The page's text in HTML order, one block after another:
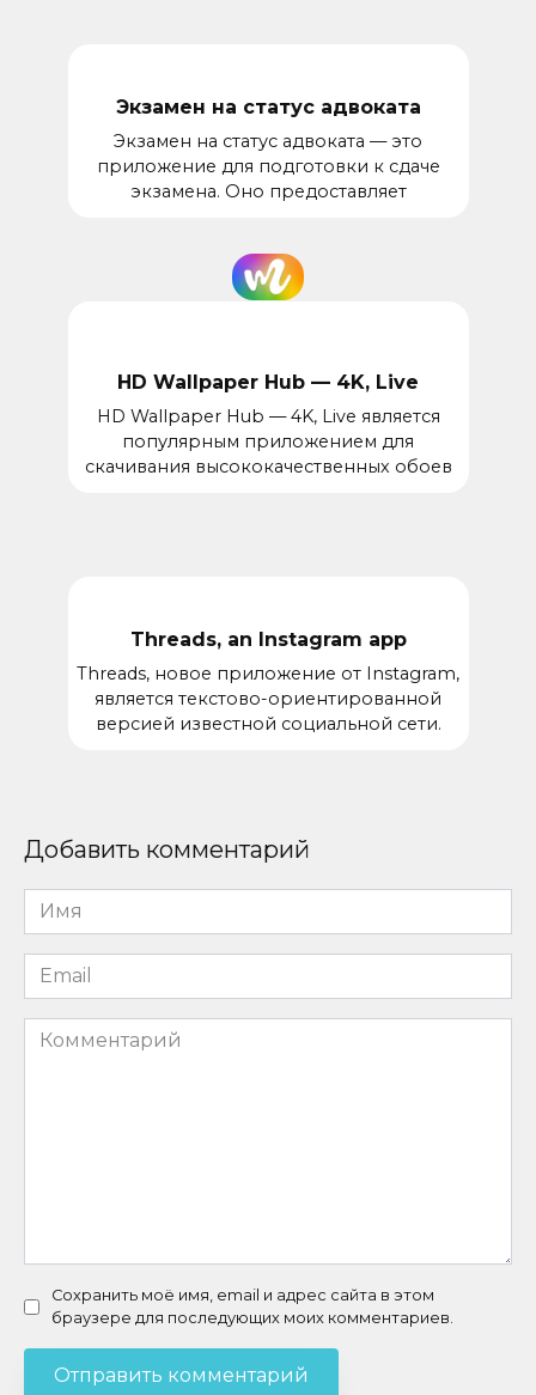
Экзамен на статус адвоката
Экзамен на статус адвоката — это
приложение для подготовки к сдаче
экзамена. Оно предоставляет
HD Wallpaper Hub — 4K, Live
HD Wallpaper Hub — 4K, Live является
популярным приложением для
скачивания высококачественных обоев
Threads, an Instagram app
Threads, новое приложение от Instagram,
является текстово-ориентированной
версией известной социальной сети.
Добавить комментарий
Имя
*
Email
*
Комментарий
Сохранить моё имя, email и адрес сайта в этом
браузере для последующих моих комментариев.